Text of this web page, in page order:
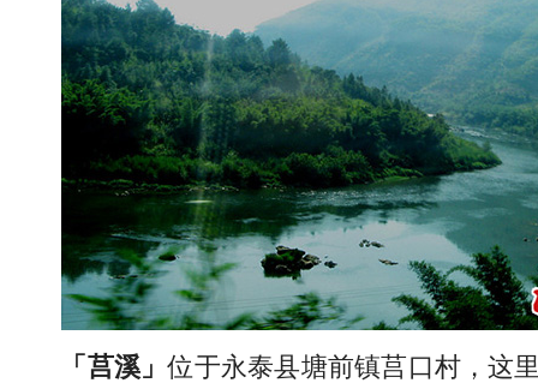
「莒溪」位于永泰县塘前镇莒口村，这